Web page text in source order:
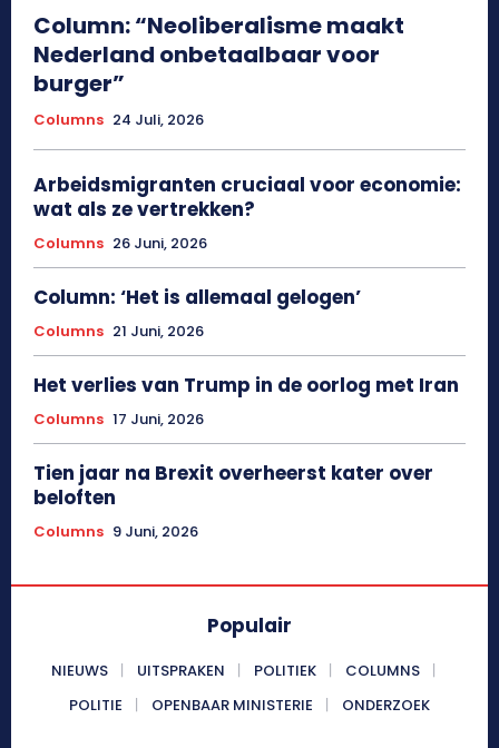
Column: “Neoliberalisme maakt
Nederland onbetaalbaar voor
burger”
Columns 24 Juli, 2026
Arbeidsmigranten cruciaal voor economie:
wat als ze vertrekken?
Columns 26 Juni, 2026
Column: ‘Het is allemaal gelogen’
Columns 21 Juni, 2026
Het verlies van Trump in de oorlog met Iran
Columns 17 Juni, 2026
Tien jaar na Brexit overheerst kater over
beloften
Columns 9 Juni, 2026
Populair
NIEUWS UITSPRAKEN POLITIEK
COLUMNS
POLITIE
OPENBAAR MINISTERIE ONDERZOEK